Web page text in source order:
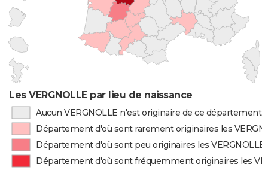
Les VERGNOLLE par lieu de naissance
Aucun VERGNOLLE n'est originaire de ce département
Département d'où sont rarement originaires les
Département d'où sont peu originaires les VERGNOLLE
Département d'où sont fréquemment originaires les